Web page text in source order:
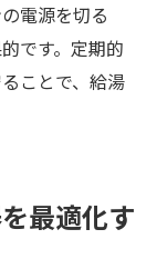
電源を切る
です。定期的
ことで、給湯
最適化す